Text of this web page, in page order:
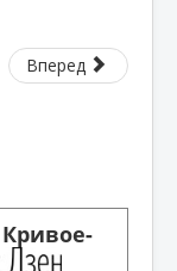
Вперед